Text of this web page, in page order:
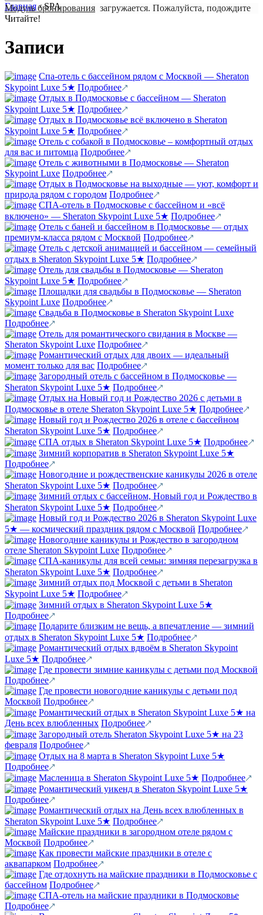
Главная ›SPA
Модуль бронирования загружается. Пожалуйста, подождите
Читайте!
Записи
Спа-отель с бассейном рядом с Москвой — Sheraton
Skypoint Luxe 5★ Подробнее
Отдых в Подмосковье с бассейном — Sheraton
Skypoint Luxe 5★ Подробнее
Отдых в Подмосковье всё включено в Sheraton
Skypoint Luxe 5★ Подробнее
Отель с собакой в Подмосковье – комфортный отдых
для вас и питомца Подробнее
Отель с животными в Подмосковье — Sheraton
Skypoint Luxe Подробнее
Отдых в Подмосковье на выходные — уют, комфорт и
природа рядом с городом Подробнее
СПА-отель в Подмосковье с бассейном и «всё
включено» — Sheraton Skypoint Luxe 5★ Подробнее
Отель с баней и бассейном в Подмосковье — отдых
премиум-класса рядом с Москвой Подробнее
Отель с детской анимацией и бассейном — семейный
отдых в Sheraton Skypoint Luxe 5★ Подробнее
Отель для свадьбы в Подмосковье — Sheraton
Skypoint Luxe 5★ Подробнее
Площадки для свадьбы в Подмосковье — Sheraton
Skypoint Luxe Подробнее
Свадьба в Подмосковье в Sheraton Skypoint Luxe
Подробнее
Отель для романтического свидания в Москве —
Sheraton Skypoint Luxe Подробнее
Романтический отдых для двоих — идеальный
момент только для вас Подробнее
Загородный отель с бассейном в Подмосковье —
Sheraton Skypoint Luxe 5★ Подробнее
Отдых на Новый год и Рождество 2026 с детьми в
Подмосковье в отеле Sheraton Skypoint Luxe 5★ Подробнее
Новый год и Рождество 2026 в отеле с бассейном
Sheraton Skypoint Luxe 5★ Подробнее
СПА отдых в Sheraton Skypoint Luxe 5★ Подробнее
Зимний корпоратив в Sheraton Skypoint Luxe 5★
Подробнее
Новогодние и рождественские каникулы 2026 в отеле
Sheraton Skypoint Luxe 5★ Подробнее
Зимний отдых с бассейном, Новый год и Рождество в
Sheraton Skypoint Luxe 5★ Подробнее
Новый год и Рождество 2026 в Sheraton Skypoint Luxe
5★ — космический праздник рядом с Москвой Подробнее
Новогодние каникулы и Рождество в загородном
отеле Sheraton Skypoint Luxe Подробнее
СПА-каникулы для всей семьи: зимняя перезагрузка в
Sheraton Skypoint Luxe 5★ Подробнее
Зимний отдых под Москвой с детьми в Sheraton
Skypoint Luxe 5★ Подробнее
Зимний отдых в Sheraton Skypoint Luxe 5★
Подробнее
Подарите близким не вещь, а впечатление — зимний
отдых в Sheraton Skypoint Luxe 5★ Подробнее
Романтический отдых вдвоём в Sheraton Skypoint
Luxe 5★ Подробнее
Где провести зимние каникулы с детьми под Москвой
Подробнее
Где провести новогодние каникулы с детьми под
Москвой Подробнее
Романтический отдых в Sheraton Skypoint Luxe 5★ на
День всех влюбленных Подробнее
Загородный отель Sheraton Skypoint Luxe 5★ на 23
февраля Подробнее
Отдых на 8 марта в Sheraton Skypoint Luxe 5★
Подробнее
Масленица в Sheraton Skypoint Luxe 5★ Подробнее
Романтический уикенд в Sheraton Skypoint Luxe 5★
Подробнее
Романтический отдых на День всех влюбленных в
Sheraton Skypoint Luxe 5★ Подробнее
Майские праздники в загородном отеле рядом с
Москвой Подробнее
Как провести майские праздники в отеле с
аквапарком Подробнее
Где отдохнуть на майские праздники в Подмосковье с
бассейном Подробнее
СПА-отель на майские праздники в Подмосковье
Подробнее